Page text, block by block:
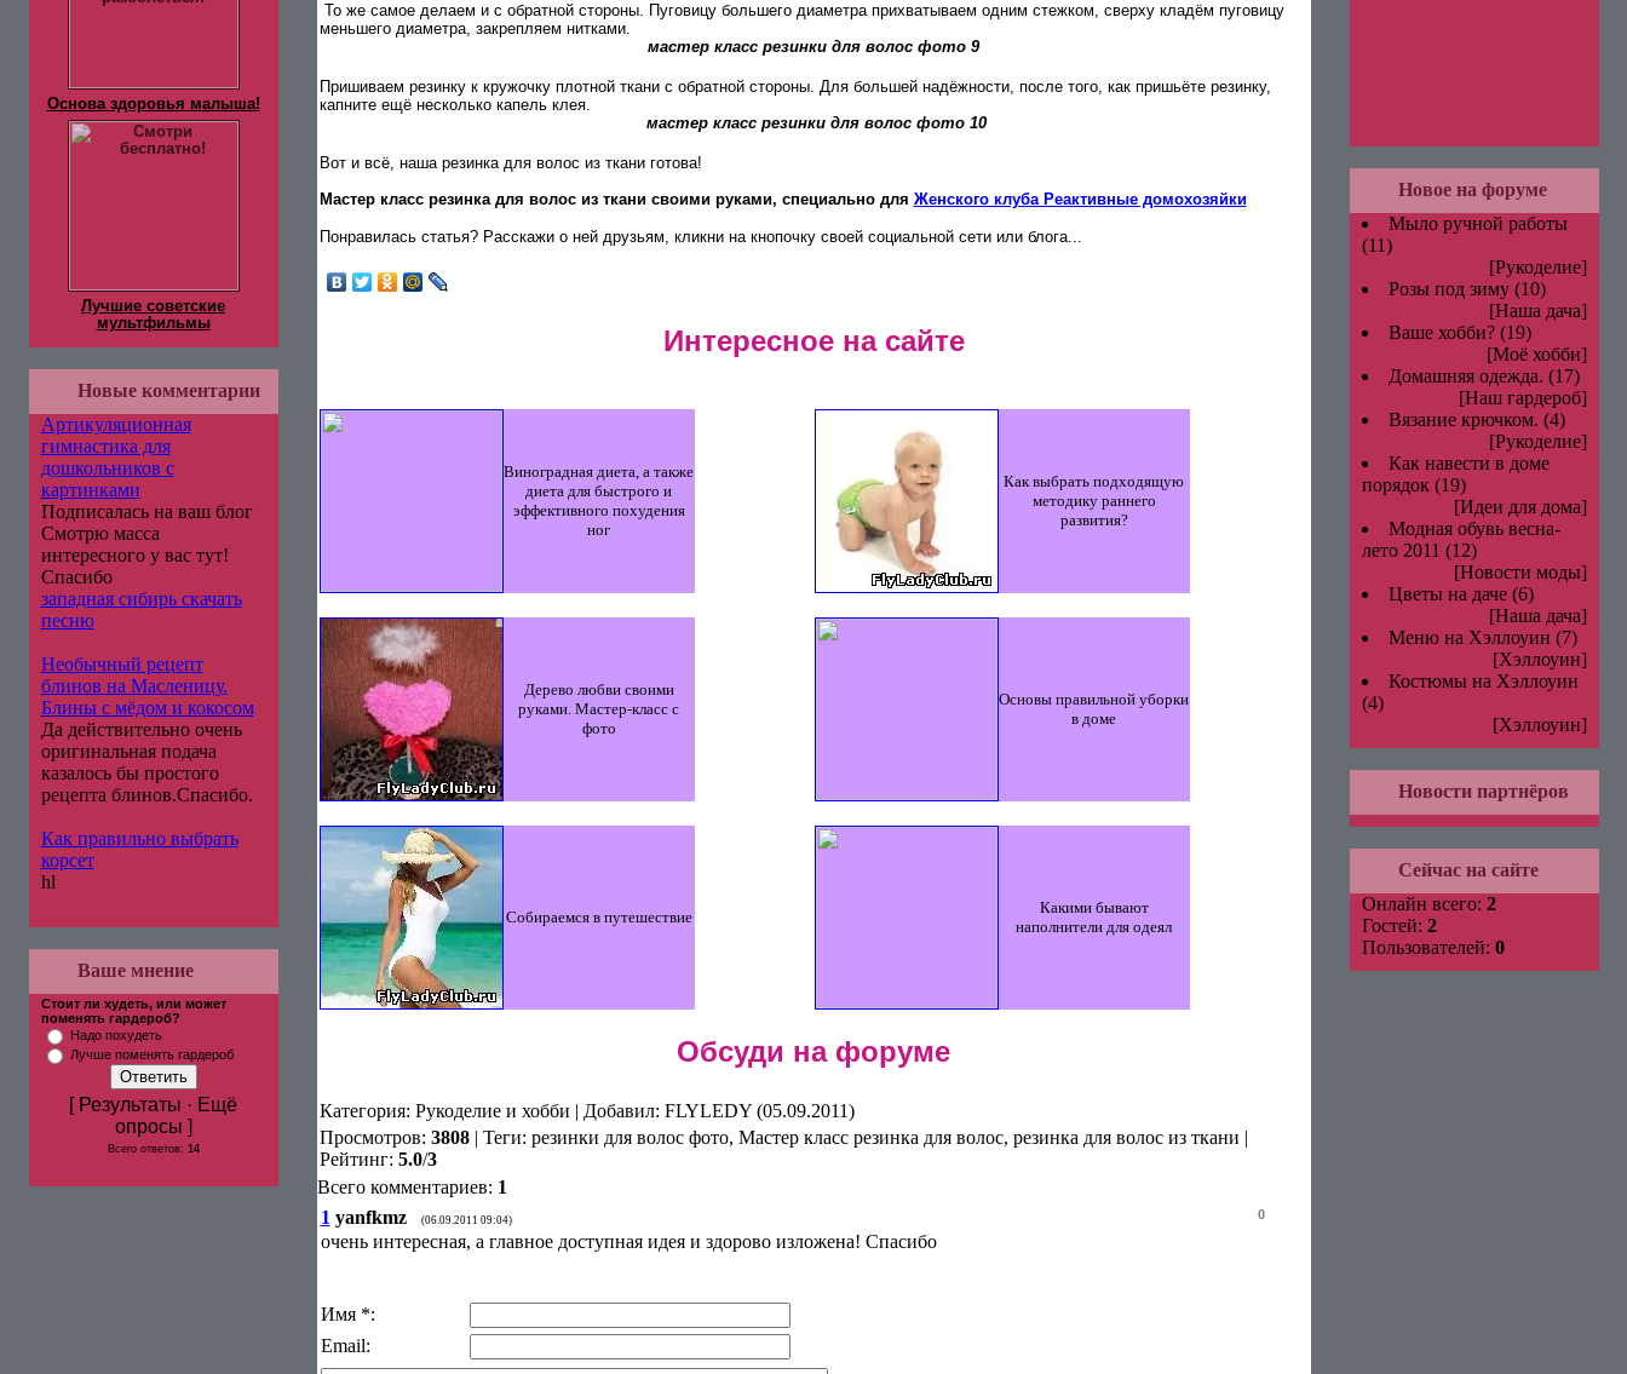
Основа здоровья малыша!
Лучшие советские
мультфильмы
Новые комментарии
Артикуляционная
гимнастика для
дошкольников с
картинками
Подписалась на ваш блог
Смотрю масса
интересного у вас тут!
Спасибо
западная сибирь скачать
песню
Необычный рецепт
блинов на Масленицу.
Блины с мёдом и кокосом
Да действительно очень
оригинальная подача
казалось бы простого
рецепта блинов.Спасибо.
Как правильно выбрать
корсет
hl
Ваше мнение
Стоит ли худеть, или может
поменять гардероб?
Надо похудеть
Лучше поменять гардероб
[ Результаты · Ещё
опросы ]
Всего ответов: 14
То же самое делаем и с обратной стороны. Пуговицу большего диаметра прихватываем одним стежком, сверху кладём пуговицу
меньшего диаметра, закрепляем нитками.
мастер класс резинки для волос фото 9
Пришиваем резинку к кружочку плотной ткани с обратной стороны. Для большей надёжности, после того, как пришьёте резинку,
капните ещё несколько капель клея.
мастер класс резинки для волос фото 10
Вот и всё, наша резинка для волос из ткани готова!
Мастер класс резинка для волос из ткани своими руками, специально для Женского клуба Реактивные домохозяйки
Понравилась статья? Расскажи о ней друзьям, кликни на кнопочку своей социальной сети или блога...
Интересное на сайте
Виноградная диета, а также
диета для быстрого и
эффективного похудения
ног
Как выбрать подходящую
методику раннего
развития?
Дерево любви своими
руками. Мастер-класс с
фото
Основы правильной уборки
в доме
Собираемся в путешествие
Какими бывают
наполнители для одеял
Обсуди на форуме
Категория: Рукоделие и хобби | Добавил: FLYLEDY (05.09.2011)
Просмотров: 3808| Теги: резинки для волос фото, Мастер класс резинка для волос, резинка для волос из ткани |
Рейтинг: 5.0/3
Всего комментариев: 1
0
1 yanfkmz (06.09.2011 09:04)
очень интересная, а главное доступная идея и здорово изложена! Спасибо
Имя *:
Email:
Новое на форуме
Мыло ручной работы
(11)
[Рукоделие]
Розы под зиму (10)
[Наша дача]
Ваше хобби? (19)
[Моё хобби]
Домашняя одежда. (17)
[Наш гардероб]
Вязание крючком. (4)
[Рукоделие]
Как навести в доме
порядок (19)
[Идеи для дома]
Модная обувь весна-
лето 2011 (12)
[Новости моды]
Цветы на даче (6)
[Наша дача]
Меню на Хэллоуин (7)
[Хэллоуин]
Костюмы на Хэллоуин
(4)
[Хэллоуин]
Новости партнёров
Сейчас на сайте
Онлайн всего: 2
Гостей: 2
Пользователей: 0